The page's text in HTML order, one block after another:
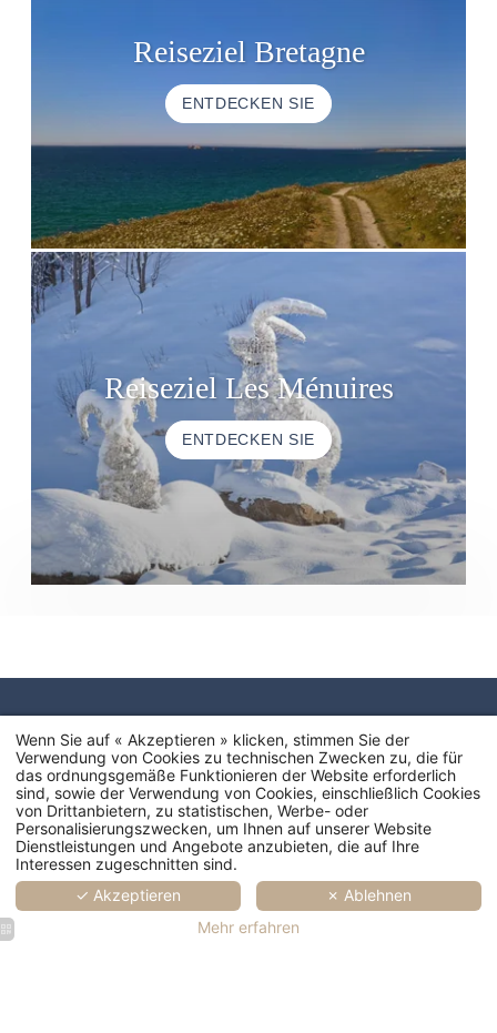
Reiseziel Bretagne
ENTDECKEN SIE
Reiseziel Les Ménuires
ENTDECKEN SIE
Wenn Sie auf « Akzeptieren » klicken, stimmen Sie der
Verwendung von Cookies zu technischen Zwecken zu, die für
das ordnungsgemäße Funktionieren der Website erforderlich
sind, sowie der Verwendung von Cookies, einschließlich Cookies
von Drittanbietern, zu statistischen, Werbe- oder
Personalisierungszwecken, um Ihnen auf unserer Website
Dienstleistungen und Angebote anzubieten, die auf Ihre
Interessen zugeschnitten sind.
✓ Akzeptieren
✗ Ablehnen
Mehr erfahren